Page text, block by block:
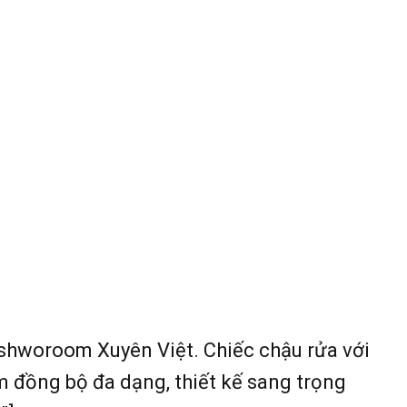
Xuyên Việt. Chiếc chậu rửa với
đồng bộ đa dạng, thiết kế sang trọng